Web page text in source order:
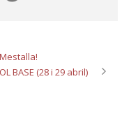
BASE (28 i 29 abril)